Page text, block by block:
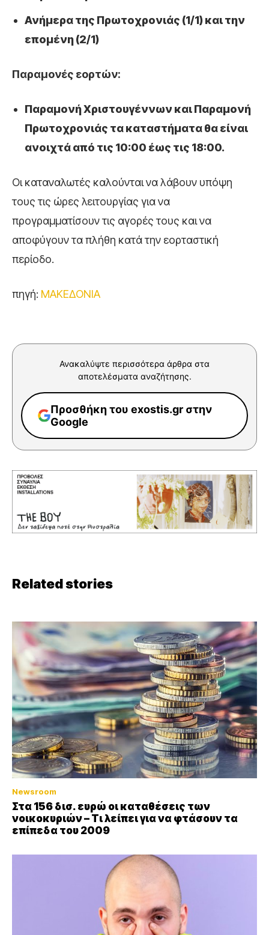
Ανήμερα της Πρωτοχρονιάς (1/1) και την
επομένη (2/1)
Παραμονές εορτών:
Παραμονή Χριστουγέννων και Παραμονή
Πρωτοχρονιάς τα καταστήματα θα είναι
ανοιχτά από τις 10:00 έως τις 18:00.
Οι καταναλωτές καλούνται να λάβουν υπόψη
τους τις ώρες λειτουργίας για να
προγραμματίσουν τις αγορές τους και να
αποφύγουν τα πλήθη κατά την εορταστική
περίοδο.
πηγή: ΜΑΚΕΔΟΝΙΑ
Ανακαλύψτε περισσότερα άρθρα στα
αποτελέσματα αναζήτησης.
Προσθήκη του exostis.gr στην
Google
Related stories
Newsroom
Στα 156 δισ. ευρώ οι καταθέσεις των
νοικοκυριών – Τι λείπει για να φτάσουν τα
επίπεδα του 2009